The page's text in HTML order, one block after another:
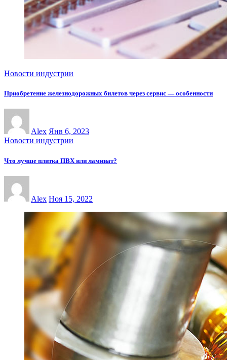
Новости индустрии
Приобретение железнодорожных билетов через сервис — особенности
Alex Янв 6, 2023
Новости индустрии
Что лучше плитка ПВХ или ламинат?
Alex Ноя 15, 2022